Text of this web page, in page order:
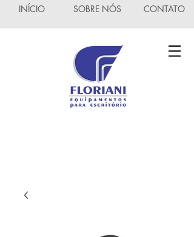
CONTATO
SOBRE NÓS
INÍCIO